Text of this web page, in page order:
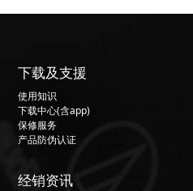
下载及支援
使用知识
下载中心(含app)
保修服务
产品防伪认证
经销资讯